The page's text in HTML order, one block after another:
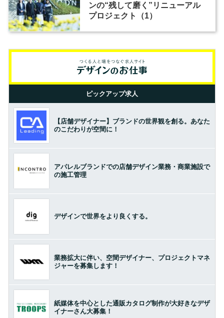
ンの“残して磨く”リニューアル
プロジェクト（1）
ピックアップ求人
【店舗デザイナー】ブランドの世界観を創る。あなた
のこだわりが空間に！
アパレルブランドでの店舗デザイン業務・商業施設で
の施工管理
デザインで世界をより良くする。
業務拡大に伴い、空間デザイナー、プロジェクトマネ
ジャーを募集します！
紙媒体を中心とした通販カタログ制作が大好きなデザ
イナーさん大募集！